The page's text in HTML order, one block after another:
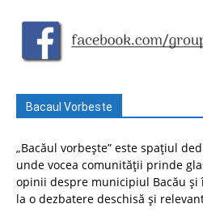
Bacaul Vorbeste
„Bacăul vorbește” este spațiul
unde vocea comunității prinde
opinii despre municipiul Bacău
la o dezbatere deschisă și